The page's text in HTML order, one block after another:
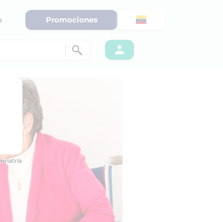
Promociones